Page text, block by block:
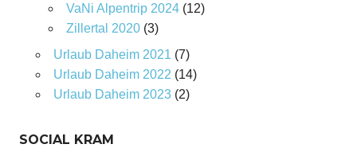
VaNi Alpentrip 2024(12)
Zillertal 2020(3)
Urlaub Daheim 2021 (7)
Urlaub Daheim 2022 (14)
Urlaub Daheim 2023(2)
SOCIAL KRAM